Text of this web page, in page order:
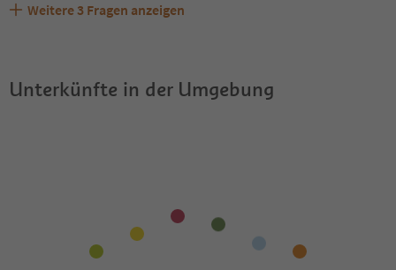
Sind Haustiere in der Unterkunft Hotel Cavallino erlaubt?
Welche Services bietet Hotel Cavallino?
Erhalten die Gäste von Hotel Cavallino einen Südtirol
Weitere 3 Fragen anzeigen
Unterkünfte in der Umgebung